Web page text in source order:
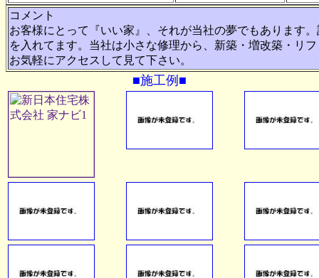
コメント
お客様にとって『いい家』、それが当社の夢でもあります
を入れてます。当社は小さな修理から、新築・増改築・リ
お気軽にアクセスして見て下さい。
■施工例■